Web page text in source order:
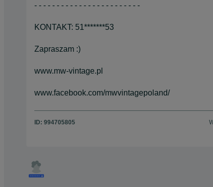
- - - - - - - - - - - - - - - - - - - - - - - -
KONTAKT: 51*******53
Zapraszam :)
www.mw-vintage.pl
www.facebook.com/mwvintagepoland/
ID: 994705805